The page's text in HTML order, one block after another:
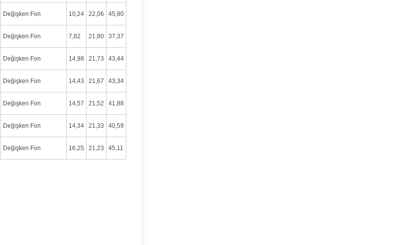
Değişken Fon 10,24 22,06 45,80
Değişken Fon 7,82 21,80 37,37
Değişken Fon 14,98 21,73 43,44
Değişken Fon 14,43 21,67 43,34
Değişken Fon 14,57 21,52 41,88
Değişken Fon 14,34 21,33 40,59
Değişken Fon 16,25 21,23 45,11